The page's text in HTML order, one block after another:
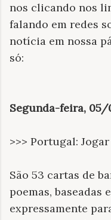
nos clicando nos
falando em redes
notícia em nossa
só:
Segunda-feira, 05/
>>> Portugal:
São 53 cartas de
poemas, baseadas
expressamente